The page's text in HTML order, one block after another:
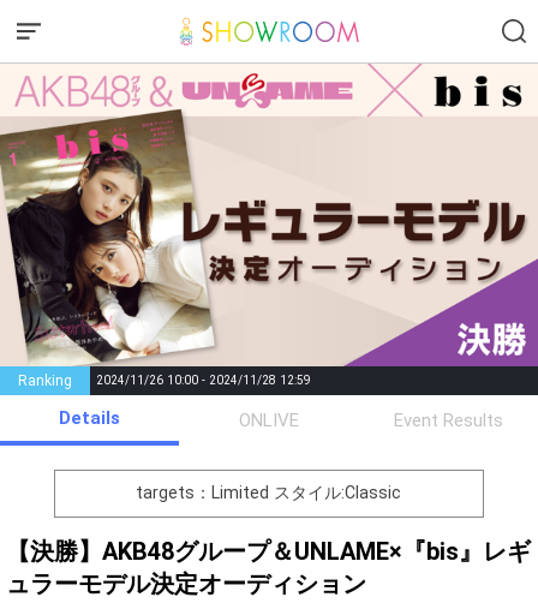
Ranking 2024/11/26 10:00 - 2024/11/28 12:59
Gifting
Throw gifts to the stage and join
the live performance.
First, try throwing free Stars
Show Gold to purchase gifts
(available from 1 JPY)! When you
continue to send gifts to the
Comments
You can post comments. Please
refrain from posting comments
that may offend performers or
Details ONLIVE Event Results
targets：Limited スタイル:Classic
【決勝】AKB48グループ＆UNLAME×『bis』レギ
ュラーモデル決定オーディション